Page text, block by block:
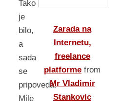
Tako
je
bilo,
a
sada
se
pripoveda.
Mile
Zarada na
Internetu,
freelance
platforme from
Mr Vladimir
Stankovic